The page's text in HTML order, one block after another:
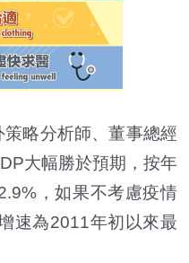
略分析師、董事總經
大幅勝於預期，按年
，如果不考慮疫情
速為2011年初以來最